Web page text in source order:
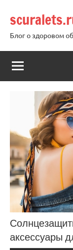
содержимому
Блог о здоровом
аксессуары